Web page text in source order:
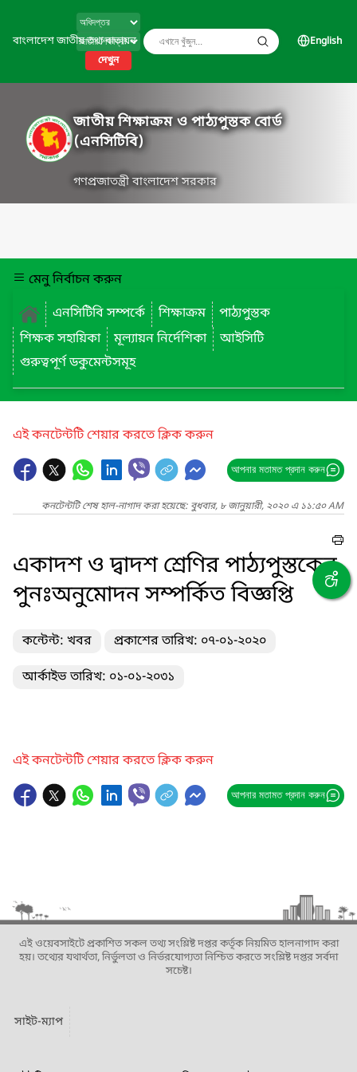
বাংলাদেশ জাতীয় তথ্য বাতায়ন
দেখুন
English
জাতীয় শিক্ষাক্রম ও পাঠ্যপুস্তক বোর্ড
(এনসিটিবি)
গণপ্রজাতন্ত্রী বাংলাদেশ সরকার
মেনু নির্বাচন করুন
এনসিটিবি সম্পর্কে
শিক্ষাক্রম
পাঠ্যপুস্তক
শিক্ষক সহায়িকা
মূল্যায়ন নির্দেশিকা
আইসিটি
গুরুত্বপূর্ণ ডকুমেন্টসমূহ
এই কনটেন্টটি শেয়ার করতে ক্লিক করুন
আপনার মতামত প্রদান করুন
কনটেন্টটি শেষ হাল-নাগাদ করা হয়েছে: বুধবার, ৮ জানুয়ারী, ২০২০ এ ১১:৫০ AM
একাদশ ও দ্বাদশ শ্রেণির পাঠ্যপুস্তকের
পুনঃঅনুমোদন সম্পর্কিত বিজ্ঞপ্তি
কন্টেন্ট: খবর প্রকাশের তারিখ: ০৭-০১-২০২০
আর্কাইভ তারিখ: ০১-০১-২০৩১
এই কনটেন্টটি শেয়ার করতে ক্লিক করুন
আপনার মতামত প্রদান করুন
এই ওয়েবসাইটে প্রকাশিত সকল তথ্য সংশ্লিষ্ট দপ্তর কর্তৃক নিয়মিত হালনাগাদ করা
হয়। তথ্যের যথার্থতা, নির্ভুলতা ও নির্ভরযোগ্যতা নিশ্চিত করতে সংশ্লিষ্ট দপ্তর সর্বদা
সচেষ্ট।
সাইট-ম্যাপ